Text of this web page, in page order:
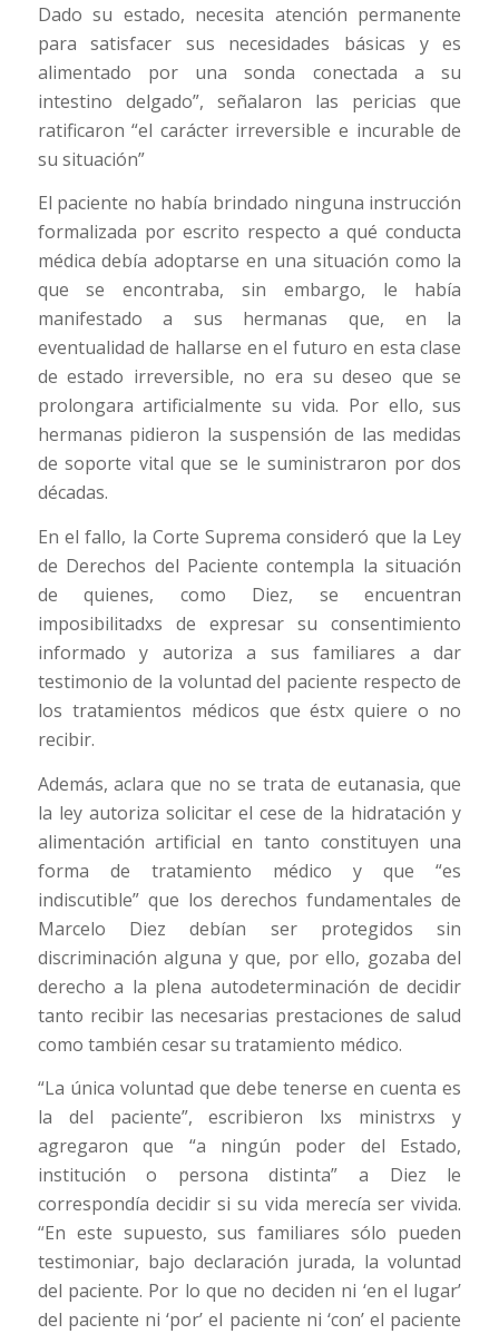
Dado su estado, necesita atención permanente
para satisfacer sus necesidades básicas y es
alimentado por una sonda conectada a su
intestino delgado”, señalaron las pericias que
ratificaron “el carácter irreversible e incurable de
su situación”
El paciente no había brindado ninguna instrucción
formalizada por escrito respecto a qué conducta
médica debía adoptarse en una situación como la
que se encontraba, sin embargo, le había
manifestado a sus hermanas que, en la
eventualidad de hallarse en el futuro en esta clase
de estado irreversible, no era su deseo que se
prolongara artificialmente su vida. Por ello, sus
hermanas pidieron la suspensión de las medidas
de soporte vital que se le suministraron por dos
décadas.
En el fallo, la Corte Suprema consideró que la Ley
de Derechos del Paciente contempla la situación
de quienes, como Diez, se encuentran
imposibilitadxs de expresar su consentimiento
informado y autoriza a sus familiares a dar
testimonio de la voluntad del paciente respecto de
los tratamientos médicos que éstx quiere o no
recibir.
Además, aclara que no se trata de eutanasia, que
la ley autoriza solicitar el cese de la hidratación y
alimentación artificial en tanto constituyen una
forma de tratamiento médico y que “es
indiscutible” que los derechos fundamentales de
Marcelo Diez debían ser protegidos sin
discriminación alguna y que, por ello, gozaba del
derecho a la plena autodeterminación de decidir
tanto recibir las necesarias prestaciones de salud
como también cesar su tratamiento médico.
“La única voluntad que debe tenerse en cuenta es
la del paciente”, escribieron lxs ministrxs y
agregaron que “a ningún poder del Estado,
institución o persona distinta” a Diez le
correspondía decidir si su vida merecía ser vivida.
“En este supuesto, sus familiares sólo pueden
testimoniar, bajo declaración jurada, la voluntad
del paciente. Por lo que no deciden ni ‘en el lugar’
del paciente ni ‘por’ el paciente ni ‘con’ el paciente